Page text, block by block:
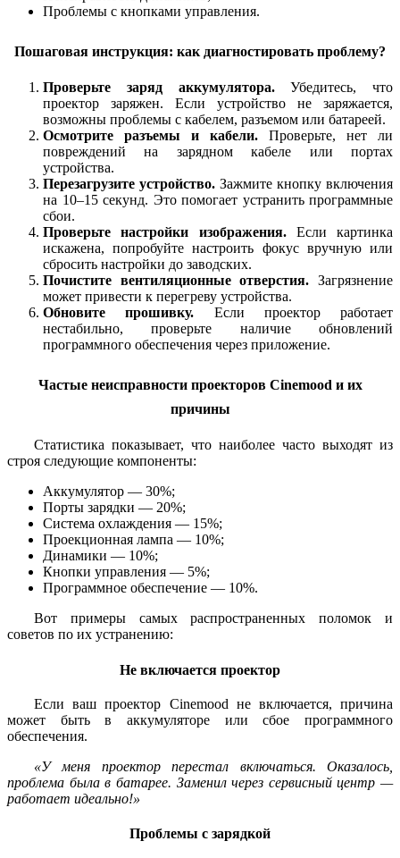
Проблемы с кнопками управления.
Пошаговая инструкция: как диагностировать проблему?
Проверьте заряд аккумулятора.Убедитесь, что
проектор заряжен. Если устройство не заряжается,
возможны проблемы с кабелем, разъемом или батареей.
Осмотрите разъемы и кабели. Проверьте, нет ли
повреждений на зарядном кабеле или портах
устройства.
Перезагрузите устройство. Зажмите кнопку включения
на 10–15 секунд. Это помогает устранить программные
сбои.
Проверьте настройки изображения.Если картинка
искажена, попробуйте настроить фокус вручную или
сбросить настройки до заводских.
Почистите вентиляционные отверстия. Загрязнение
может привести к перегреву устройства.
Обновите прошивку. Если проектор работает
нестабильно, проверьте наличие обновлений
программного обеспечения через приложение.
Частые неисправности проекторов Cinemood и их
причины
Статистика показывает, что наиболее часто выходят из
строя следующие компоненты:
Аккумулятор — 30%;
Порты зарядки — 20%;
Система охлаждения — 15%;
Проекционная лампа — 10%;
Динамики — 10%;
Кнопки управления — 5%;
Программное обеспечение — 10%.
Вот примеры самых распространенных поломок и
советов по их устранению:
Не включается проектор
Если ваш проектор Cinemood не включается, причина
может быть в аккумуляторе или сбое программного
обеспечения.
«У меня проектор перестал включаться. Оказалось,
проблема была в батарее. Заменил через сервисный центр —
работает идеально!»
Проблемы с зарядкой